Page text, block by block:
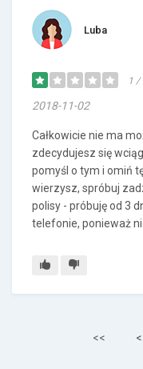
Luba
1 /
2018-11-02
Całkowicie nie ma
zdecydujesz się
pomyśl o tym i omiń
wierzysz, spróbuj
polisy - próbuję od 3
telefonie, ponieważ
<< <